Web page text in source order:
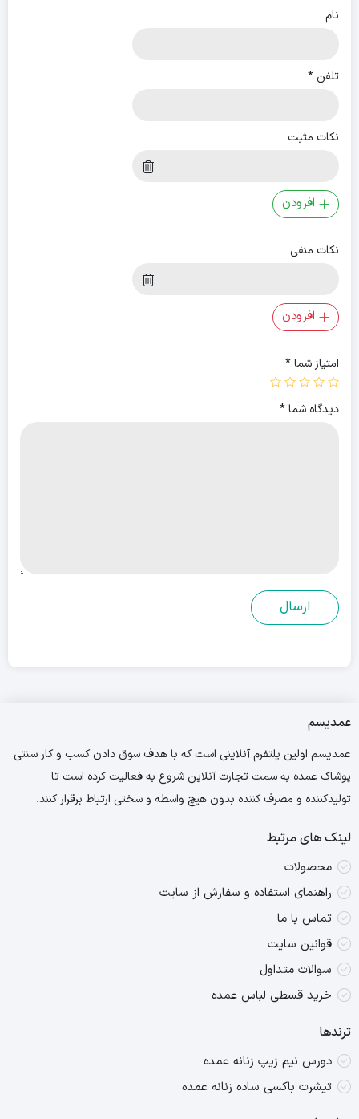
نام
تلفن *
نکات مثبت
افزودن
نکات منفی
افزودن
امتیاز شما*
دیدگاه شما*
عمدیسم
عمدیسم اولین پلتفرم آنلاینی است که با هدف سوق دادن کسب و کار سنتی
پوشاک عمده به سمت تجارت آنلاین شروع به فعالیت کرده است تا
تولیدکننده و مصرف کننده بدون هیچ واسطه و سختی ارتباط برقرار کنند.
لینک های مرتبط
محصولات
راهنمای استفاده و سفارش از سایت
تماس با ما
قوانین سایت
سوالات متداول
خرید قسطی لباس عمده
ترندها
دورس نیم زیپ زنانه عمده
تیشرت باکسی ساده زنانه عمده